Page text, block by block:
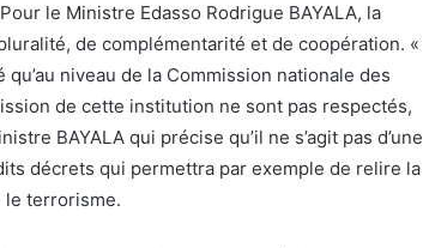
le Ministre Edasso Rodrigue BAYALA, la
de complémentarité et de coopération. «
niveau de la Commission nationale des
de cette institution ne sont pas respectés,
BAYALA qui précise qu’il ne s’agit pas d’une
décrets qui permettra par exemple de relire la
le terrorisme.